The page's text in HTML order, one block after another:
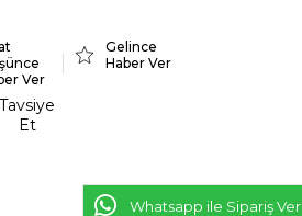
Ver
Gelince
Haber Ver
Tavsiye
Et
Whatsapp ile Sipariş Ver